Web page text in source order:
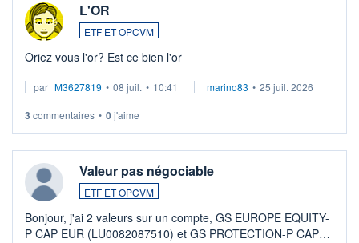
L'OR
ETF ET OPCVM
Oriez vous l'or? Est ce bien l'or
par M3627819 • 08 juil. • 10:41 marino83 • 25 juil. 2026
3 commentaires • 0j'aime
Valeur pas négociable
ETF ET OPCVM
Bonjour, j'ai 2 valeurs sur un compte, GS EUROPE EQUITY-
P CAP EUR (LU0082087510) et GS PROTECTION-P CAP